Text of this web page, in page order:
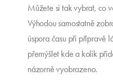
Můžete si tak vybrat, co
Výhodou samostatně
úspora času při přípravě
přemýšlet kde a kolik
názorně vyobrazeno.